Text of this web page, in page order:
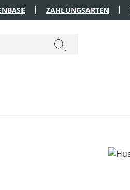
ZAHLUNGSARTEN